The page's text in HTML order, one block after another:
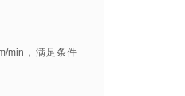
min，满足条件